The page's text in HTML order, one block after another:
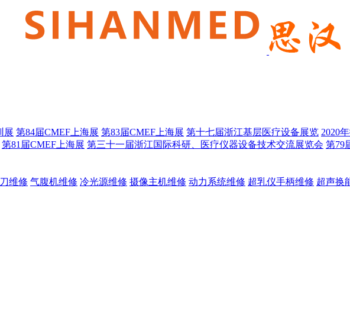
展 第84届CMEF上海展 第83届CMEF上海展 第十七届浙江基层医疗设备展览 2020
第81届CMEF上海展 第三十一届浙江国际科研、医疗仪器设备技术交流展览会 第79
维修 气腹机维修 冷光源维修 摄像主机维修 动力系统维修 超乳仪手柄维修 超声换